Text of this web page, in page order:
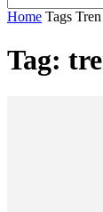
Home Tags
Tag: